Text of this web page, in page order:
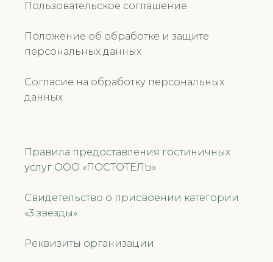
Пользовательское соглашение
Положение об обработке и защите
персональных данных
Согласие на обработку персональных
данных
Правила предоставления гостиничных
услуг ООО «ПОСТОТЕЛЬ»
Свидетельство о присвоении категории
«3 звезды»
Реквизиты организации